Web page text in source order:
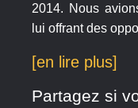
2014. Nous
lui offrant des
[en lire plus]
Partagez si